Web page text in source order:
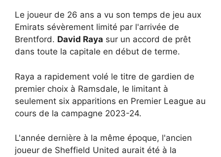
Le joueur de 26 ans a vu son temps de jeu aux
Emirats sévèrement limité par l'arrivée de
Brentford. David Raya sur un accord de prêt
dans toute la capitale en début de terme.
Raya a rapidement volé le titre de gardien de
premier choix à Ramsdale, le limitant à
seulement six apparitions en Premier League au
cours de la campagne 2023-24.
L'année dernière à la même époque, l'ancien
joueur de Sheffield United aurait été à la